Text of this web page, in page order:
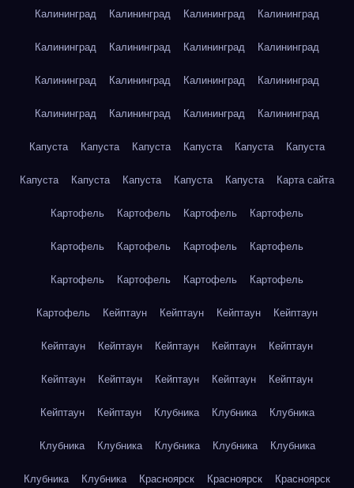
Калининград Калининград Калининград Калининград
Калининград Калининград Калининград Калининград
Калининград Калининград Калининград Калининград
Калининград Калининград Калининград Калининград
Капуста Капуста Капуста Капуста Капуста Капуста
Капуста Капуста Капуста Капуста Капуста Карта сайта
Картофель Картофель Картофель Картофель
Картофель Картофель Картофель Картофель
Картофель Картофель Картофель Картофель
Картофель Кейптаун Кейптаун Кейптаун Кейптаун
Кейптаун Кейптаун Кейптаун Кейптаун Кейптаун
Кейптаун Кейптаун Кейптаун Кейптаун Кейптаун
Кейптаун Кейптаун Клубника Клубника Клубника
Клубника Клубника Клубника Клубника Клубника
Клубника Клубника Красноярск Красноярск Красноярск